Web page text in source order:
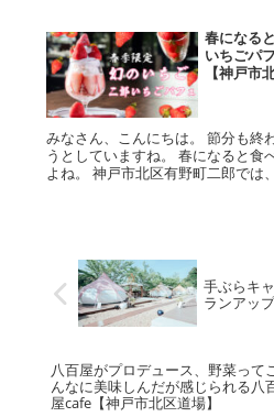
春になる
いちごパ
【神戸市
みなさん、こんにちは。 節分も終
うとしていますね。 春になると食
よね。 神戸市北区有野町二郎では
手ぶらキ
ランアッ
八百屋がプロデュース、野菜って
んなに美味しんだが感じられる八
屋cafe【神戸市北区道場】